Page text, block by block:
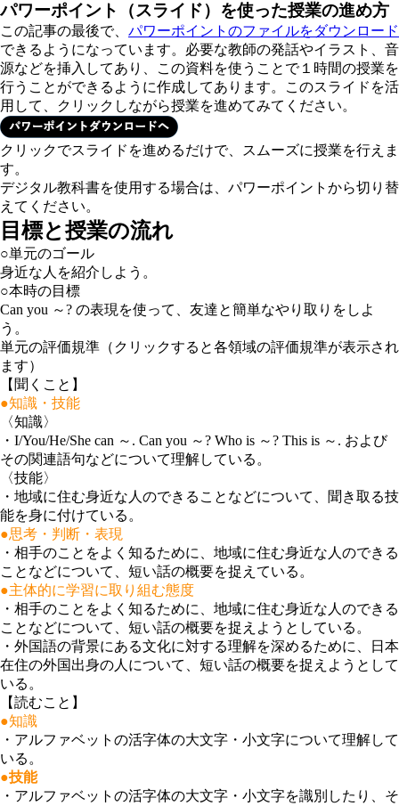
パワーポイント（スライド）を使った授業の進め方
この記事の最後で、 パワーポイントのファイルをダウンロード
できるようになっています。必要な教師の発話やイラスト、音
源などを挿入してあり、この資料を使うことで１時間の授業を
行うことができるように作成してあります。このスライドを活
用して、クリックしながら授業を進めてみてください。
クリックでスライドを進めるだけで、スムーズに授業を行えま
す。
デジタル教科書を使用する場合は、パワーポイントから切り替
えてください。
目標と授業の流れ
○単元のゴール
身近な人を紹介しよう。
○本時の目標
Can you ～? の表現を使って、友達と簡単なやり取りをしよ
う。
単元の評価規準（クリックすると各領域の評価規準が表示され
ます）
【聞くこと】
●知識・技能
〈知識〉
・ I/You/He/She can ～. Can you ～? Who is ～? This is ～. および
その関連語句などについて理解している。
〈技能〉
・ 地域に住む身近な人のできることなどについて、聞き取る技
能を身に付けている。
●思考・判断・表現
・ 相手のことをよく知るために、地域に住む身近な人のできる
ことなどについて、短い話の概要を捉えている。
●主体的に学習に取り組む態度
・ 相手のことをよく知るために、地域に住む身近な人のできる
ことなどについて、短い話の概要を捉えようとしている。
・ 外国語の背景にある文化に対する理解を深めるために、日本
在住の外国出身の人について、短い話の概要を捉えようとして
いる。
【読むこと】
●知識
・ アルファベットの活字体の大文字・小文字について理解して
いる。
●技能
・ アルファベットの活字体の大文字・小文字を識別したり、そ